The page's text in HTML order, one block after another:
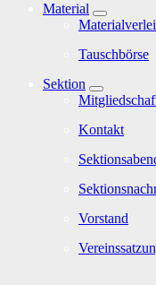
Material
Tauschbörse
Sektion
Kontakt
Vorstand